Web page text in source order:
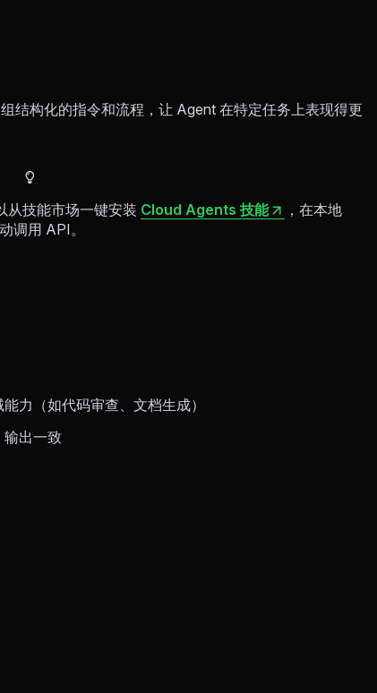
结构化的指令和流程，让 Agent 在特定任务上表现得更
从技能市场一键安装 Cloud Agents 技能
，在本地
调用 API。
力（如代码审查、文档生成）
出一致